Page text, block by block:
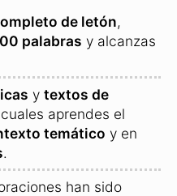
de letón,
palabras y alcanzas
y textos de
aprendes el
temático y en
.
han sido